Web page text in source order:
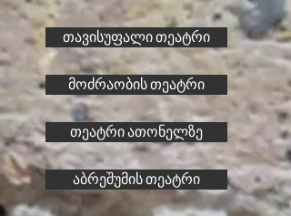
თავისუფალი თეატრი
მოძრაობის თეატრი
თეატრი ათონელზე
აბრეშუმის თეატრი